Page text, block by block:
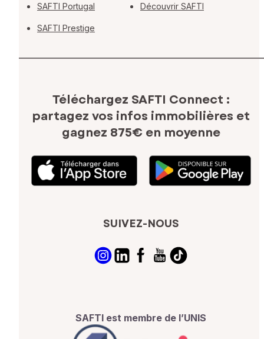
SAFTI Portugal
SAFTI Prestige
Découvrir SAFTI
Téléchargez SAFTI Connect :
partagez vos infos immobilières et
gagnez 875€ en moyenne
SUIVEZ-NOUS
SAFTI est membre de l’UNIS